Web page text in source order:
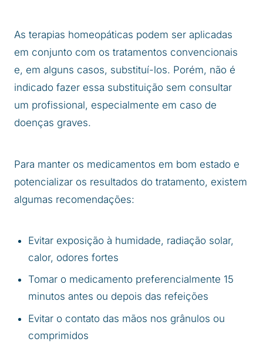
As terapias homeopáticas podem ser aplicadas
em conjunto com os tratamentos convencionais
e, em alguns casos, substituí-los. Porém, não é
indicado fazer essa substituição sem consultar
um profissional, especialmente em caso de
doenças graves.
Para manter os medicamentos em bom estado e
potencializar os resultados do tratamento, existem
algumas recomendações:
Evitar exposição à humidade, radiação solar,
calor, odores fortes
Tomar o medicamento preferencialmente 15
minutos antes ou depois das refeições
Evitar o contato das mãos nos grânulos ou
comprimidos